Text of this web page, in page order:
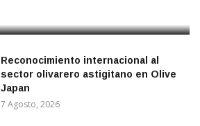
Reconocimiento internacional al
sector olivarero astigitano en Olive
Japan
7 Agosto, 2026